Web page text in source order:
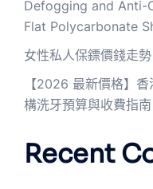
Defogging and Anti-
Flat Polycarbonate
女性私人保鏢價錢走
【2026 最新價格】
構洗牙預算與收費指南
Recent